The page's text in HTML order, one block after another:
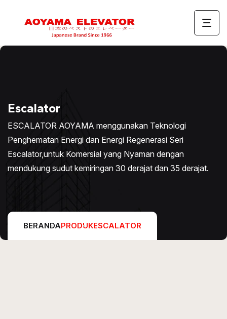
Escalator
ESCALATOR AOYAMA menggunakan Teknologi
Penghematan Energi dan Energi Regenerasi Seri
Escalator,untuk Komersial yang Nyaman dengan
mendukung sudut kemiringan 30 derajat dan 35 derajat.
BERANDAPRODUKESCALATOR